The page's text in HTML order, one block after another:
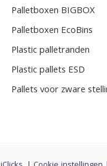
Palletboxen BIGBOX
Palletboxen EcoBins
Plastic palletranden
Plastic pallets ESD
Pallets voor zware